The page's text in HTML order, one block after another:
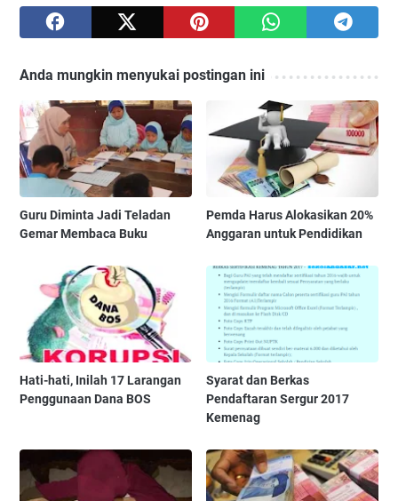
Anda mungkin menyukai postingan ini
Guru Diminta Jadi Teladan
Gemar Membaca Buku
Pemda Harus Alokasikan 20%
Anggaran untuk Pendidikan
Hati-hati, Inilah 17 Larangan
Penggunaan Dana BOS
Syarat dan Berkas
Pendaftaran Sergur 2017
Kemenag